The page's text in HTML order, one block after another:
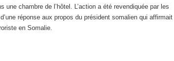
chambre de l’hôtel. L’action a été revendiquée par les
réponse aux propos du président somalien qui affirmait
en Somalie.